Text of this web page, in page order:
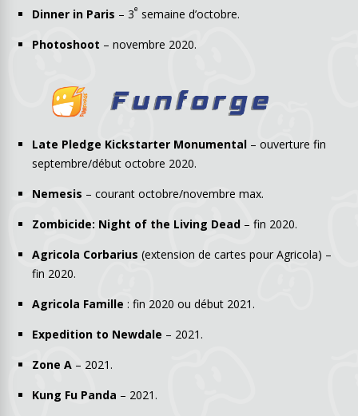
Dinner in Paris – 3e semaine d’octobre.
Photoshoot – novembre 2020.
Late Pledge Kickstarter Monumental – ouverture fin
septembre/début octobre 2020.
Nemesis – courant octobre/novembre max.
Zombicide: Night of the Living Dead – fin 2020.
Agricola Corbarius (extension de cartes pour Agricola) –
fin 2020.
Agricola Famille : fin 2020 ou début 2021.
Expedition to Newdale – 2021.
Zone A – 2021.
Kung Fu Panda – 2021.